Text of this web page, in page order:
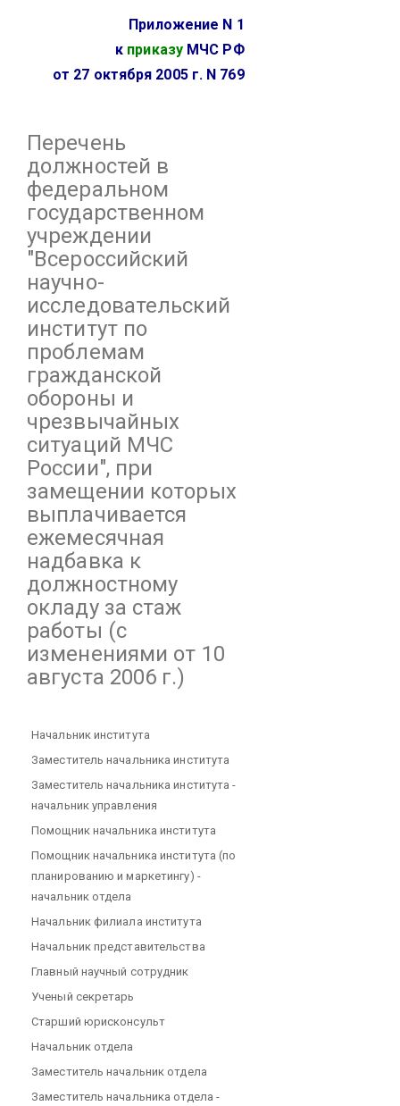
Приложение N 1
к приказуМЧС РФ
от 27 октября 2005 г. N 769
Перечень
должностей в
федеральном
государственном
учреждении
"Всероссийский
научно-
исследовательский
институт по
проблемам
гражданской
обороны и
чрезвычайных
ситуаций МЧС
России", при
замещении которых
выплачивается
ежемесячная
надбавка к
должностному
окладу за стаж
работы (с
изменениями от 10
августа 2006 г.)
Начальник института
Заместитель начальника института
Заместитель начальника института -
начальник управления
Помощник начальника института
Помощник начальника института (по
планированию и маркетингу) -
начальник отдела
Начальник филиала института
Начальник представительства
Главный научный сотрудник
Ученый секретарь
Старший юрисконсульт
Начальник отдела
Заместитель начальник отдела
Заместитель начальника отдела -